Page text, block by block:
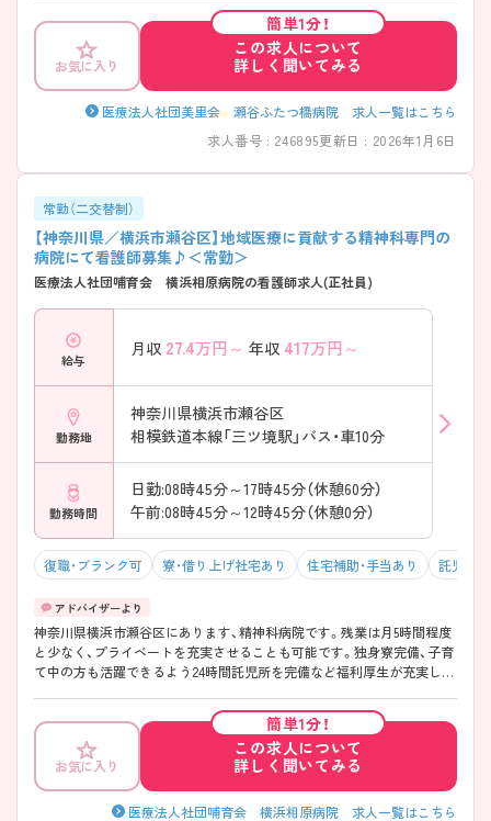
しますのでお気軽にご相談ください。
お気に入り
簡単1分！
この求人について
詳しく聞いてみる
医療法人社団美里会 瀬谷ふたつ橋病院 求人一覧はこちら
求人番号 : 246895更新日 : 2026年1月6日
常勤（二交替制）
【神奈川県／横浜市瀬谷区】地域医療に貢献する精神科専門の
病院にて看護師募集♪＜常勤＞
医療法人社団哺育会 横浜相原病院の看護師求人(正社員)
給与
月収 27.4万円～ 年収 417万円～
勤務地
神奈川県横浜市瀬谷区
相模鉄道本線「三ツ境駅」バス・車10分
勤務時間
日勤:08時45分～17時45分（休憩60分）
午前:08時45分～12時45分（休憩0分）
復職・ブランク可 寮・借り上げ社宅あり 住宅補助・手当あり 託児所
神奈川県横浜市瀬谷区にあります、精神科病院です。残業は月5時間程度
と少なく、プライベートを充実させることも可能です。独身寮完備、子育
て中の方も活躍できるよう24時間託児所を完備など福利厚生が充実して
いたしますのでお気軽にご相談ください。
お気に入り
簡単1分！
この求人について
詳しく聞いてみる
医療法人社団哺育会 横浜相原病院 求人一覧はこちら